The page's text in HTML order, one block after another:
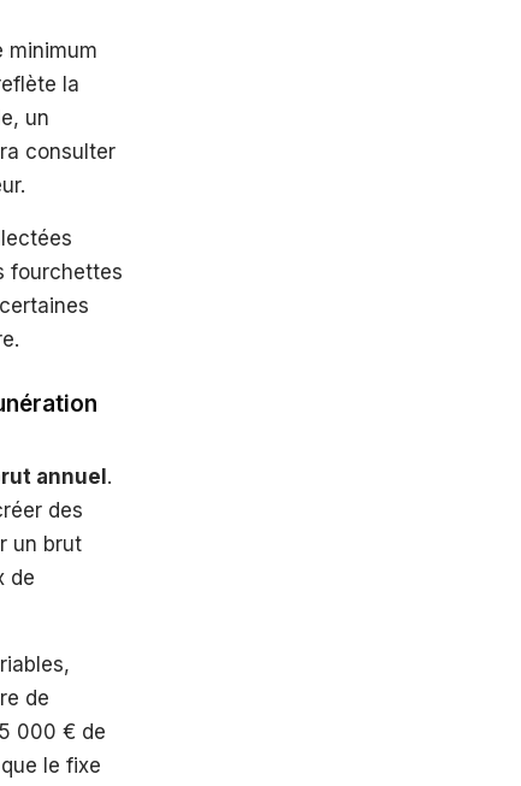
minimum
la
un
consulter
fourchettes
annuel .
des
un brut
de
de
000 € de
le fixe